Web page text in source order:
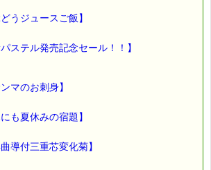
を 1,980円 でご提供中！！
集長 ルコ＠千葉るみこ 編集後記
うジュースご飯】
ステル発売記念セール！！】
マのお刺身】
も夏休みの宿題】
導付三重芯変化菊】